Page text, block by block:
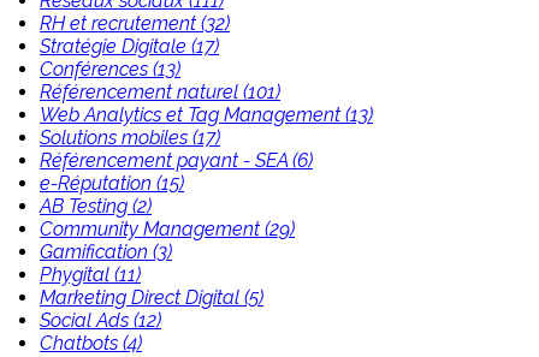
RH et recrutement (32)
Stratégie Digitale (17)
Conférences (13)
Référencement naturel (101)
Web Analytics et Tag Management (13)
Solutions mobiles (17)
Référencement payant - SEA (6)
e-Réputation (15)
AB Testing (2)
Community Management (29)
Gamification (3)
Phygital (11)
Marketing Direct Digital (5)
Social Ads (12)
Chatbots (4)